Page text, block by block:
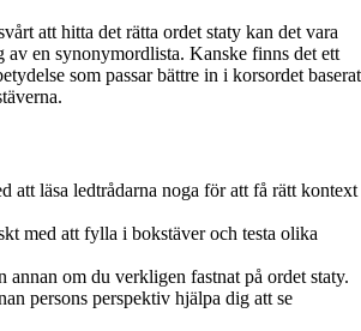
att hitta det rätta ordet staty kan det vara
av en synonymordlista. Kanske finns det ett
som passar bättre in i korsordet baserat
att läsa ledtrådarna noga för att få rätt kontext
med att fylla i bokstäver och testa olika
annan om du verkligen fastnat på ordet staty.
persons perspektiv hjälpa dig att se